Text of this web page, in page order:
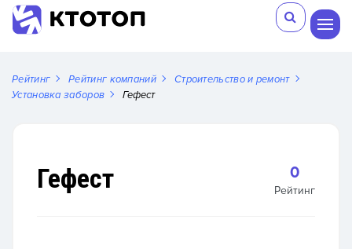
Рейтинг Рейтинг компаний
Строительство и ремонт
Установка заборов
Гефест
Гефест 0
Рейтинг